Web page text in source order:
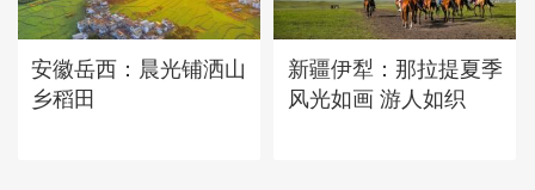
安徽岳西：晨光铺洒山
乡稻田
新疆伊犁：那拉提夏季
风光如画 游人如织